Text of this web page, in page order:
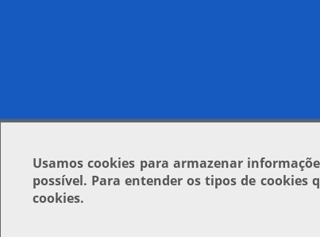
Usamoscookies para armazenar
possível. Para entender os tipos de cookies
cookies.